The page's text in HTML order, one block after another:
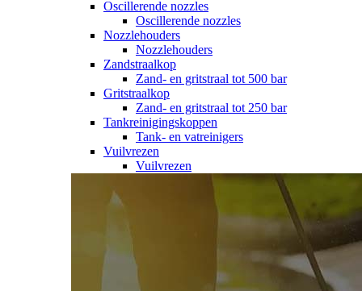
Oscillerende nozzles
Oscillerende nozzles
Nozzlehouders
Nozzlehouders
Zandstraalkop
Zand- en gritstraal tot 500 bar
Gritstraalkop
Zand- en gritstraal tot 250 bar
Tankreinigingskoppen
Tank- en vatreinigers
Vuilvrezen
Vuilvrezen